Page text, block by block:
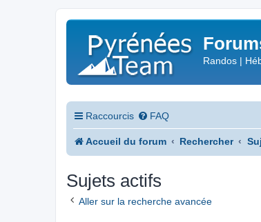
Randos |
Raccourcis FAQ
Accueil du forum Rechercher
Sujets actifs
Aller sur la recherche avancée